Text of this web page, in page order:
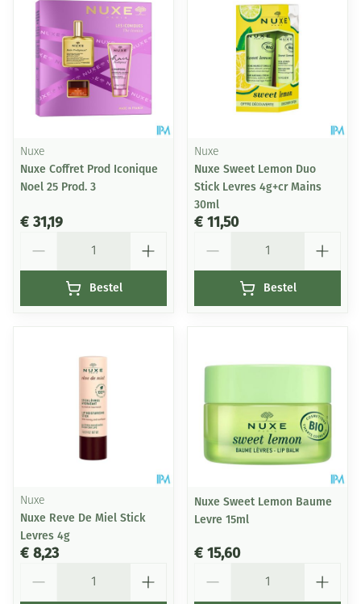
Nuxe
Nuxe Coffret Prod Iconique
Noel 25 Prod. 3
€ 31,19
Bestel
Nuxe
Nuxe Sweet Lemon Duo
Stick Levres 4g+cr Mains
30ml
€ 11,50
Bestel
Nuxe
Nuxe Reve De Miel Stick
Levres 4g
€ 8,23
Nuxe Sweet Lemon Baume
Levre 15ml
€ 15,60